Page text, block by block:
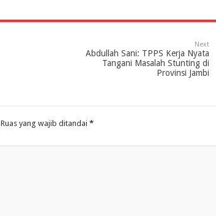
Next
Abdullah Sani: TPPS Kerja Nyata
Tangani Masalah Stunting di
Provinsi Jambi
Ruas yang wajib ditandai *